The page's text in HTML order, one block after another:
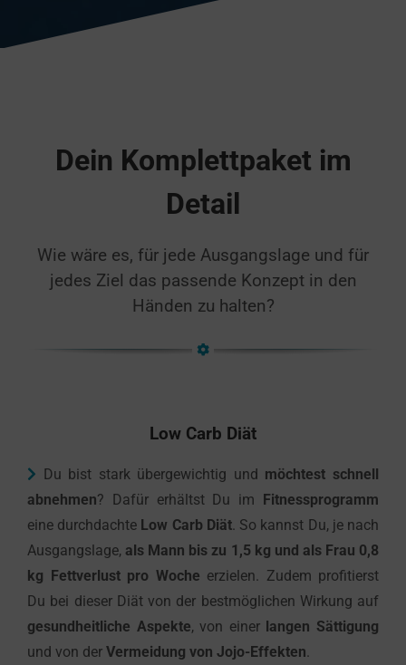
Dein Komplettpaket im
Detail
Wie wäre es, für jede Ausgangslage und für
jedes Ziel das passende Konzept in den
Händen zu halten?
Low Carb Diät
Du bist stark übergewichtig und möchtest schnell
abnehmen? Dafür erhältst Du im Fitnessprogramm
eine durchdachte Low Carb Diät. So kannst Du, je nach
Ausgangslage, als Mann bis zu 1,5 kg und als Frau 0,8
kg Fettverlust pro Woche erzielen. Zudem profitierst
Du bei dieser Diät von der bestmöglichen Wirkung auf
gesundheitliche Aspekte, von einer langen Sättigung
und von der Vermeidung von Jojo-Effekten.